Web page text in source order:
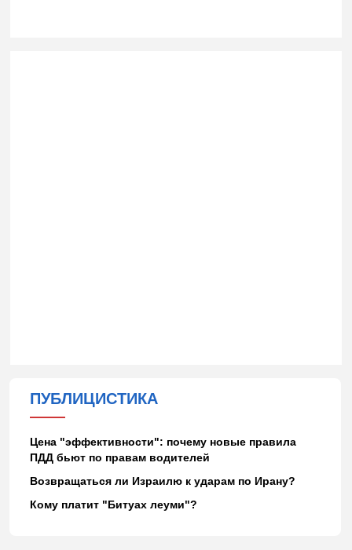
ПУБЛИЦИСТИКА
Цена "эффективности": почему новые правила
ПДД бьют по правам водителей
Возвращаться ли Израилю к ударам по Ирану?
Кому платит "Битуах леуми"?